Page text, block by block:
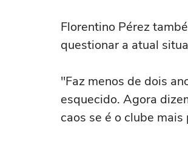
Florentino Pérez
questionar a atual
"Faz menos de dois
esquecido. Agora
caos se é o clube